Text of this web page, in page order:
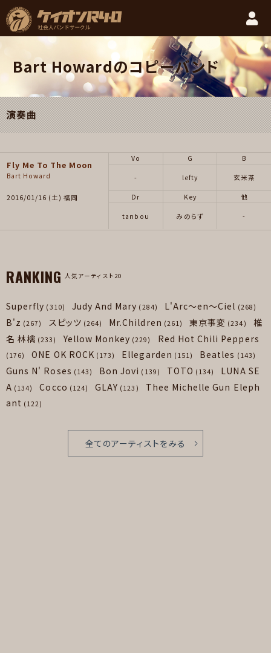
Bart Howardのコピーバンド
演奏曲
Fly Me To The Moon
Bart Howard
2016/01/16 (土) 福岡
Vo
-
G
lefty
B
玄米茶
Dr
tanbou
Key
みのらず
他
-
RANKING 人気アーティスト20
Superfly (310) Judy And Mary (284) L'Arc～en～Ciel (268)
B'z (267) スピッツ (264) Mr.Children (261) 東京事変 (234)
椎
名 林檎 (233) Yellow Monkey (229) Red Hot Chili Peppers
(176) ONE OK ROCK (173) Ellegarden (151) Beatles (143)
Guns N' Roses (143) Bon Jovi (139) TOTO (134)
LUNA SE
A (134) Cocco (124) GLAY (123)
Thee Michelle Gun Eleph
ant (122)
全てのアーティストをみる